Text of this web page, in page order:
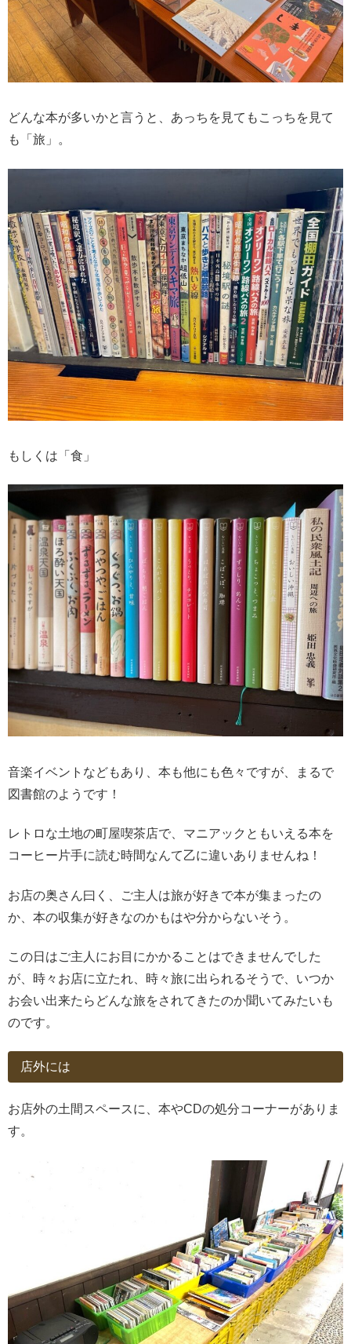
どんな本が多いかと言うと、あっちを見てもこっちを見て
も「旅」。
もしくは「食」
音楽イベントなどもあり、本も他にも色々ですが、まるで
図書館のようです！
レトロな土地の町屋喫茶店で、マニアックともいえる本を
コーヒー片手に読む時間なんて乙に違いありませんね！
お店の奥さん曰く、ご主人は旅が好きで本が集まったの
か、本の収集が好きなのかもはや分からないそう。
この日はご主人にお目にかかることはできませんでした
が、時々お店に立たれ、時々旅に出られるそうで、いつか
お会い出来たらどんな旅をされてきたのか聞いてみたいも
のです。
店外には
お店外の土間スペースに、本やCDの処分コーナーがありま
す。